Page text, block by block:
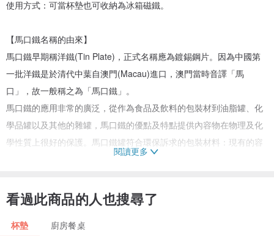
使用方式：可當杯墊也可收納為冰箱磁鐵。
【馬口鐵名稱的由來】
馬口鐵早期稱洋鐵(Tin Plate)，正式名稱應為鍍錫鋼片。因為中國第
一批洋鐵是於清代中葉自澳門(Macau)進口，澳門當時音譯「馬
口」，故一般稱之為「馬口鐵」。
馬口鐵的應用非常的廣泛，從作為食品及飲料的包裝材到油脂罐、化
學品罐以及其他的雜罐，馬口鐵的優點及特點提供內容物在物理及化
學性質上很好的保護。馬口鐵罐符合環保訴求的包裝材料：現有的容
器包括鐵罐、鋁罐、紙類以及塑膠容器，這些容器的回收處理特性各
際環境管理標準ISO-14000 推行在即，具有低污染、可回收、省資源
特性的馬口鐵罐，在未來包裝用途上，將有更寬廣的發展空間。
閱讀更多
看過此商品的人也搜尋了
杯墊 廚房餐桌